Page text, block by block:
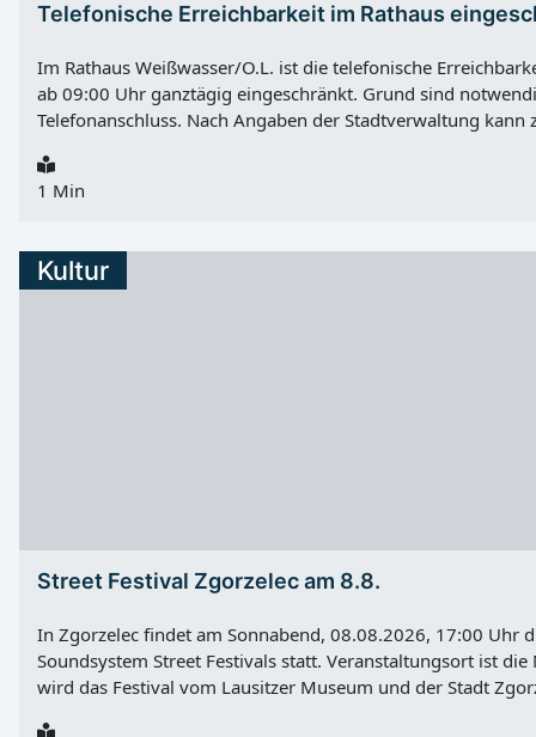
Telefonische Erreichbarkeit im Rathaus
Im Rathaus Weißwasser/O.L. ist die telefonische
ab 09:00 Uhr ganztägig eingeschränkt. Grund sind
Telefonanschluss. Nach Angaben der Stadtverwaltung
an diesem Tag möglichst per E-Mail oder über die digitalen
Stadtverwaltung Weißwasser/O.L. zu übermitteln.
Weißwasser/O.L. bittet um Verständnis für die
1 Min
Kultur
Street Festival Zgorzelec am 8.8.
In Zgorzelec findet am Sonnabend, 08.08.2026, 17:00 Uhr
Soundsystem Street Festivals statt. Veranstaltungsort ist
wird das Festival vom Lausitzer Museum und der Stadt